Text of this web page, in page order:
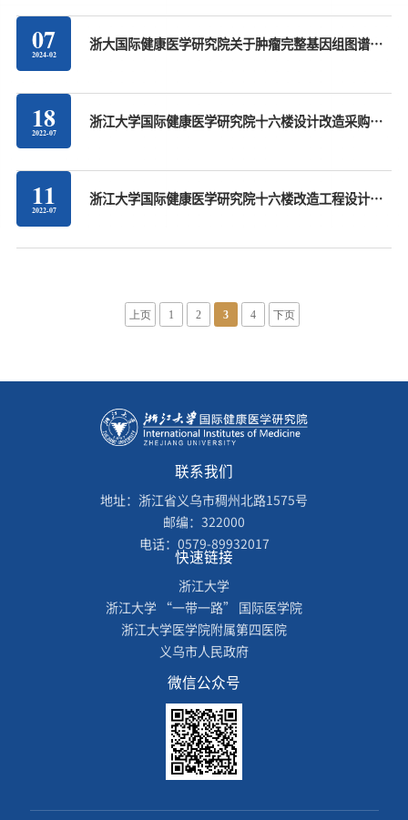
07
2024-02
浙大国际健康医学研究院关于肿瘤完整基因组图谱计
18
2022-07
浙江大学国际健康医学研究院十六楼设计改造采购中
11
2022-07
浙江大学国际健康医学研究院十六楼改造工程设计服
上页 1 2 3 4 下页
联系我们
地址：浙江省义乌市稠州北路1575号
邮编：322000
电话：0579-89932017
快速链接
浙江大学
浙江大学 “一带一路” 国际医学院
浙江大学医学院附属第四医院
义乌市人民政府
微信公众号